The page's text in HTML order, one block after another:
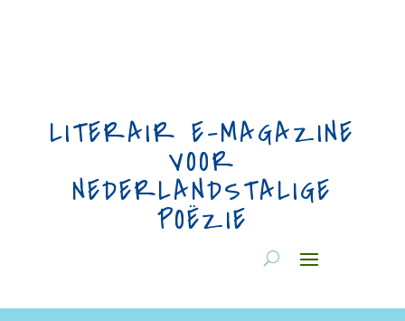
LITERAIR E-MAGAZINE
VOOR
NEDERLANDSTALIGE
POËZIE